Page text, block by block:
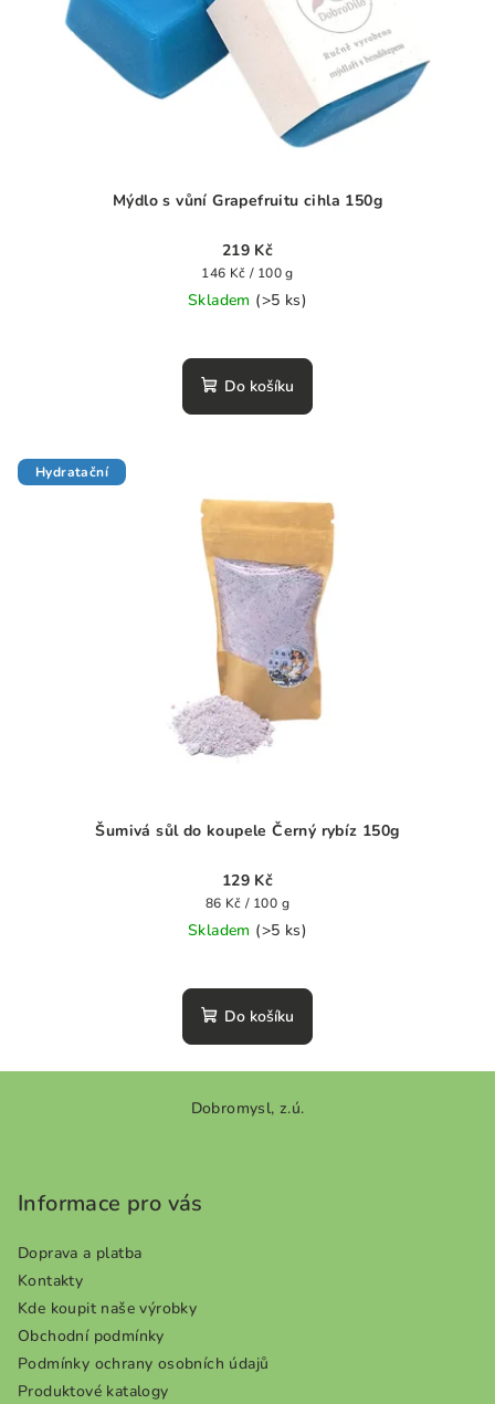
Mýdlo s vůní Grapefruitu cihla 150g
219 Kč
Měrná
cena:
146 Kč / 100 g
Skladem (>5 ks)
Do košíku
Hydratační
Šumivá sůl do koupele Černý rybíz 150g
129 Kč
Měrná
cena:
86 Kč / 100 g
Skladem (>5 ks)
hodnocení
produktu
z
hvězdiček.
Do košíku
Dobromysl, z.ú.
Informace pro vás
Doprava a platba
Kontakty
Kde koupit naše výrobky
Obchodní podmínky
Podmínky ochrany osobních údajů
Produktové katalogy